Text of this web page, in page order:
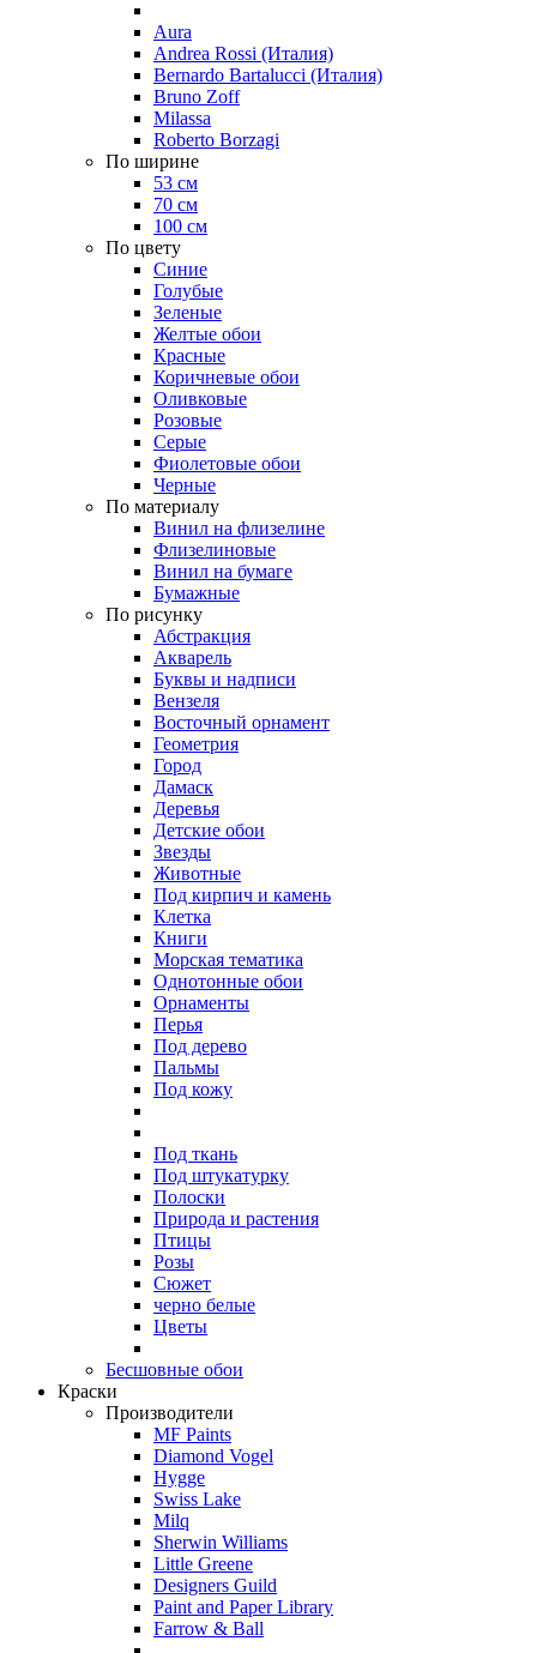
Aura
Andrea Rossi (Италия)
Bernardo Bartalucci (Италия)
Bruno Zoff
Milassa
Roberto Borzagi
По ширине
53 см
70 см
100 см
По цвету
Синие
Голубые
Зеленые
Желтые обои
Красные
Коричневые обои
Оливковые
Розовые
Серые
Фиолетовые обои
Черные
По материалу
Винил на флизелине
Флизелиновые
Винил на бумаге
Бумажные
По рисунку
Абстракция
Акварель
Буквы и надписи
Вензеля
Восточный орнамент
Геометрия
Город
Дамаск
Деревья
Детские обои
Звезды
Животные
Под кирпич и камень
Клетка
Книги
Морская тематика
Однотонные обои
Орнаменты
Перья
Под дерево
Пальмы
Под кожу
Под ткань
Под штукатурку
Полоски
Природа и растения
Птицы
Розы
Сюжет
черно белые
Цветы
Бесшовные обои
Краски
Производители
MF Paints
Diamond Vogel
Hygge
Swiss Lake
Milq
Sherwin Williams
Little Greene
Designers Guild
Paint and Paper Library
Farrow & Ball